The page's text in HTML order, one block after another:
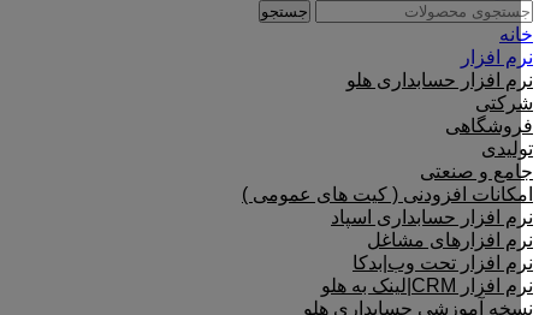
جستجو
خانه
نرم افزار
نرم افزار حسابداری هلو
شرکتی
فروشگاهی
تولیدی
جامع و صنعتی
امکانات افزودنی ( کیت های عمومی )
نرم افزار حسابداری اسپاد
نرم افزارهای مشاغل
نرم افزار تحت وب|بدکا
نرم افزار CRM|لینک به هلو
نسخه آموزشی حسابداری هلو